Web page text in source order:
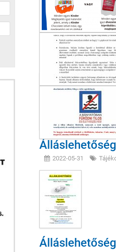
Meghívó -
2022-06-16
Álláslehetőség
2022-05-31
Álláslehetőség